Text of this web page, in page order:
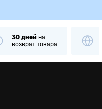
30 дней на
возврат товара